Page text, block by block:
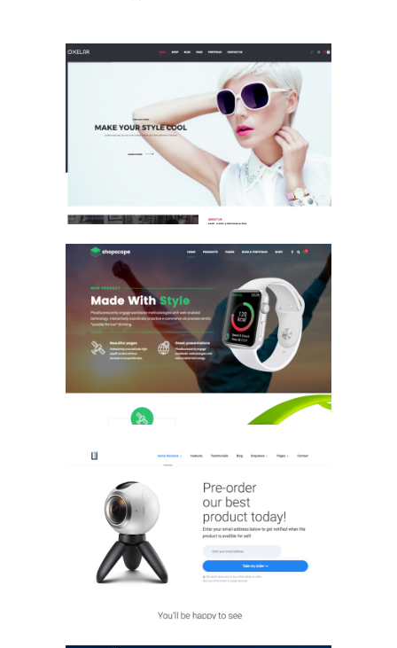
Fashion Brand
E-Commerce Design / Website Design
/ 패션 / 패션 / 패션
상품 브랜드
E-Commerce Design / Website Design
/ 전자제품 / 회사/기업 / 회사/기업 /
회사/기업
상품 브랜드
E-Commerce Design / Website Design
/ 전자제품 / 회사/기업 / 회사/기업 /
회사/기업